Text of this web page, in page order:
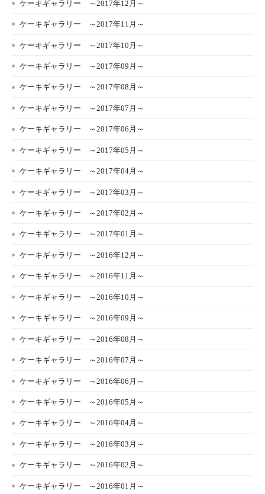
ケーキギャラリー ～2017年12月～
ケーキギャラリー ～2017年11月～
ケーキギャラリー ～2017年10月～
ケーキギャラリー ～2017年09月～
ケーキギャラリー ～2017年08月～
ケーキギャラリー ～2017年07月～
ケーキギャラリー ～2017年06月～
ケーキギャラリー ～2017年05月～
ケーキギャラリー ～2017年04月～
ケーキギャラリー ～2017年03月～
ケーキギャラリー ～2017年02月～
ケーキギャラリー ～2017年01月～
ケーキギャラリー ～2016年12月～
ケーキギャラリー ～2016年11月～
ケーキギャラリー ～2016年10月～
ケーキギャラリー ～2016年09月～
ケーキギャラリー ～2016年08月～
ケーキギャラリー ～2016年07月～
ケーキギャラリー ～2016年06月～
ケーキギャラリー ～2016年05月～
ケーキギャラリー ～2016年04月～
ケーキギャラリー ～2016年03月～
ケーキギャラリー ～2016年02月～
ケーキギャラリー ～2016年01月～